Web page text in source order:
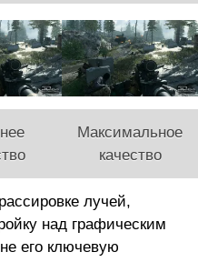
Максимальное
качество
лучей,
над графическим
его ключевую